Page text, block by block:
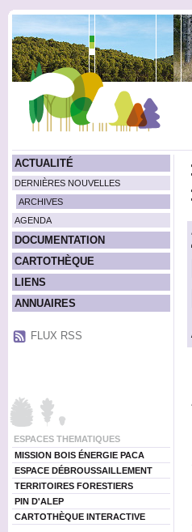
ACTUALITÉ
DERNIÈRES NOUVELLES
ARCHIVES
AGENDA
DOCUMENTATION
CARTOTHÈQUE
LIENS
ANNUAIRES
FLUX RSS
ESPACES THEMATIQUES
MISSION BOIS ÉNERGIE PACA
ESPACE DÉBROUSSAILLEMENT
TERRITOIRES FORESTIERS
PIN D'ALEP
CARTOTHÈQUE INTERACTIVE